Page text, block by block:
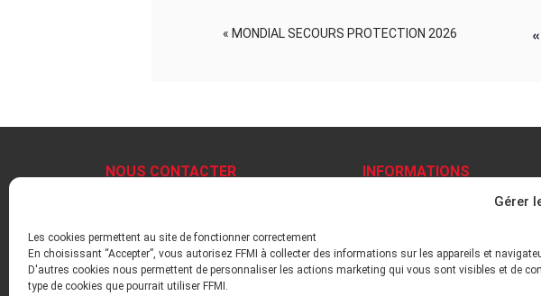
Gérer
Les cookies permettent au site de fonctionner correctement
En choisissant “Accepter”, vous autorisez FFMI à collecter des informations sur les appareils et
D'autres cookies nous permettent de personnaliser les actions marketing qui vous sont visibles et de
type de cookies que pourrait utiliser FFMI.
« MONDIAL SECOURS PROTECTION 2026
NOUS CONTACTER INFORMATIONS
Informations Pratiques